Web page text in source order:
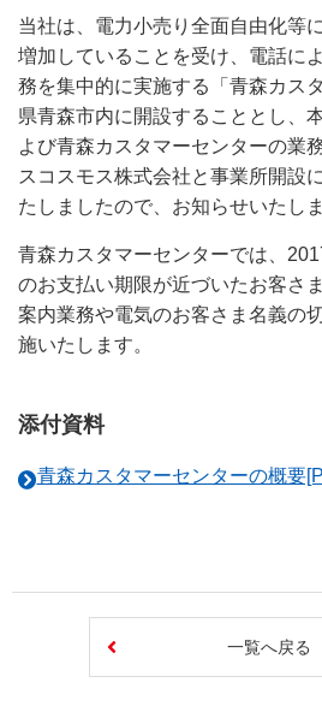
当社は、電力小売り全面自由化等
増加していることを受け、電話に
務を集中的に実施する「青森カス
県青森市内に開設することとし、
よび青森カスタマーセンターの業
スコスモス株式会社と事業所開設
たしましたので、お知らせいたしま
青森カスタマーセンターでは、
のお支払い期限が近づいたお客さ
案内業務や電気のお客さま名義の
施いたします。
添付資料
青森カスタマーセンターの概要
一覧へ戻る